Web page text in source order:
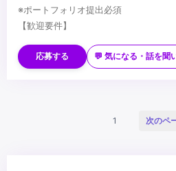
※ポートフォリオ提出必須
【歓迎要件】
・各種映像機材の使用経験
・PremirePro / After Effectsの使用経
応募する 💬 気になる・話を聞
1 次のペ